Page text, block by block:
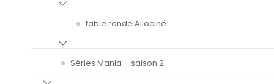
table ronde Allociné
Séries Mania – saison 2